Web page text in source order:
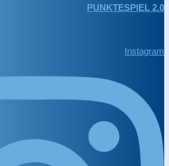
PUNKTESPIEL 2.0
Instagram